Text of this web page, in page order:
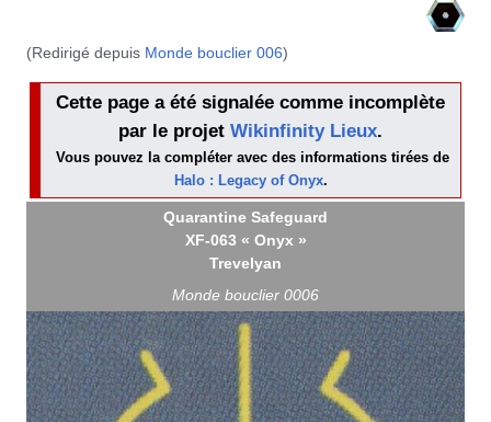
(Redirigé depuis Monde bouclier 006)
Cette page a été signalée comme incomplète
par le projet Wikinfinity Lieux.
Vous pouvez la compléter avec des informations tirées de
Halo : Legacy of Onyx.
Quarantine Safeguard
XF-063 « Onyx »
Trevelyan
Monde bouclier 0006